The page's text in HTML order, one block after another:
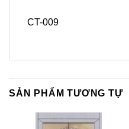
CT-009
SẢN PHẨM TƯƠNG TỰ